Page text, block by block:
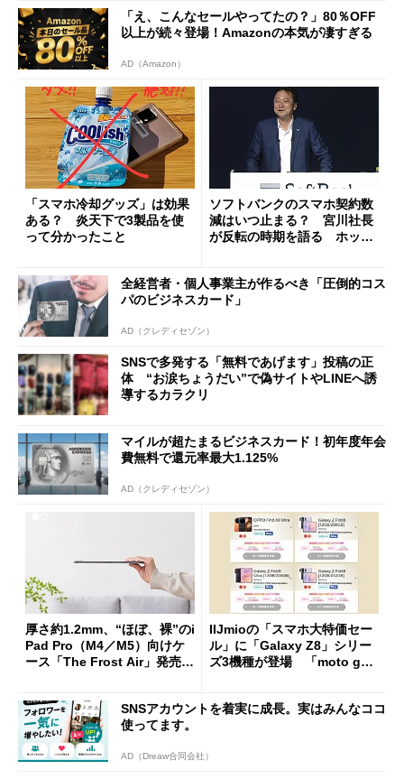
「え、こんなセールやってたの？」80％OFF
以上が続々登場！Amazonの本気が凄すぎる
AD（Amazon）
「スマホ冷却グッズ」は効果
ある？ 炎天下で3製品を使
って分かったこと
ソフトバンクのスマホ契約数
減はいつ止まる？ 宮川社長
が反転の時期を語る ホッピ
全経営者・個人事業主が作るべき「圧倒的コス
パのビジネスカード」
AD（クレディセゾン）
SNSで多発する「無料であげます」投稿の正
体 “お涙ちょうだい”で偽サイトやLINEへ誘
導するカラクリ
マイルが超たまるビジネスカード！初年度年会
費無料で還元率最大1.125%
AD（クレディセゾン）
厚さ約1.2mm、“ほぼ、裸”のi
Pad Pro（M4／M5）向けケ
ース「The Frost Air」発売
IIJmioの「スマホ大特価セー
ル」に「Galaxy Z8」シリー
ズ3機種が登場 「moto g37
SNSアカウントを着実に成長。実はみんなココ
使ってます。
AD（Dreaw合同会社）